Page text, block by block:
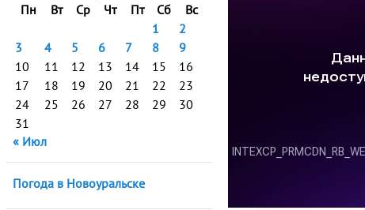
Пн
Вт Ср Чт Пт Сб
Вс
1
2
3
4 5 6 7 8
9
10
11 12 13 14 15
16
17
18 19 20 21 22
23
24
25 26 27 28 29
30
31
« Июл
Погода в Новоуральске